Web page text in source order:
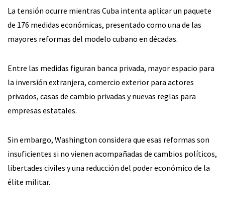
La tensión ocurre mientras Cuba intenta aplicar un paquete
de 176 medidas económicas, presentado como una de las
mayores reformas del modelo cubano en décadas.
Entre las medidas figuran banca privada, mayor espacio para
la inversión extranjera, comercio exterior para actores
privados, casas de cambio privadas y nuevas reglas para
empresas estatales.
Sin embargo, Washington considera que esas reformas son
insuficientes si no vienen acompañadas de cambios políticos,
libertades civiles y una reducción del poder económico de la
élite militar.